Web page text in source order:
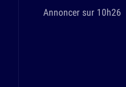
Annoncer sur 10h26